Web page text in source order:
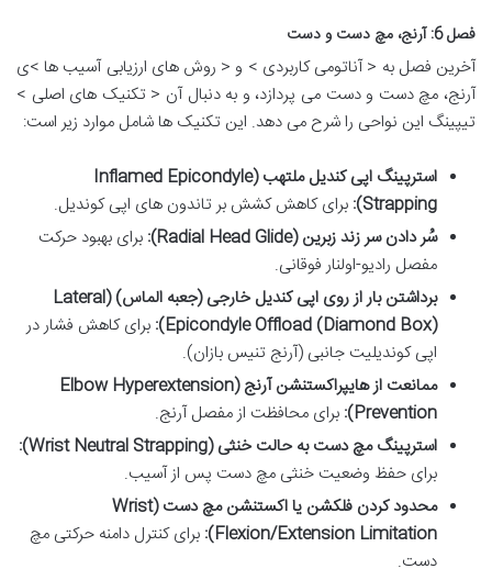
فصل 6: آرنج، مچ دست و دست
آخرین فصل به < آناتومی کاربردی > و < روش های ارزیابی آسیب ها >ی
آرنج، مچ دست و دست می پردازد، و به دنبال آن < تکنیک های اصلی >
تیپینگ این نواحی را شرح می دهد. این تکنیک ها شامل موارد زیر است:
استرپینگ اپی کندیل ملتهب (Inflamed Epicondyle
Strapping): برای کاهش کشش بر تاندون های اپی کوندیل.
سُر دادن سر زند زبرین (Radial Head Glide):
برای بهبود حرکت
مفصل رادیو-اولنار فوقانی.
برداشتن بار از روی اپی کندیل خارجی (جعبه الماس) (Lateral
Epicondyle Offload (Diamond Box)): برای کاهش فشار در
اپی کوندیلیت جانبی (آرنج تنیس بازان).
ممانعت از هایپراکستنشن آرنج (Elbow Hyperextension
Prevention): برای محافظت از مفصل آرنج.
استرپینگ مچ دست به حالت خنثی (Wrist Neutral Strapping):
برای حفظ وضعیت خنثی مچ دست پس از آسیب.
محدود کردن فلکشن یا اکستنشن مچ دست (Wrist
Flexion/Extension Limitation): برای کنترل دامنه حرکتی مچ
دست.